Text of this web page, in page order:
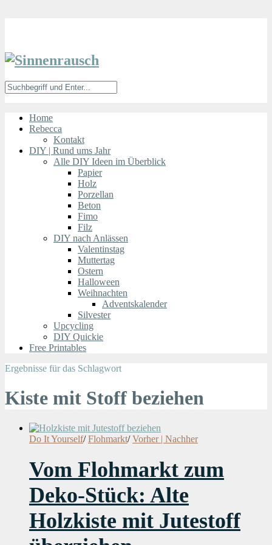
Home
Rebecca
Kontakt
DIY | Rund ums Jahr
Alle DIY Ideen im Überblick
Papier
Holz
Porzellan
Beton
Fimo
Filz
DIY nach Anlässen
Valentinstag
Muttertag
Ostern
Halloween
Weihnachten
Adventskalender
Silvester
Upcycling
DIY Quickie
Free Printables
Ergebnisse für das Schlagwort
Kiste mit Stoff beziehen
Do It Yourself/ Flohmarkt/ Vorher | Nachher
Vom Flohmarkt zum
Deko-Stück: Alte
Holzkiste mit Jutestoff